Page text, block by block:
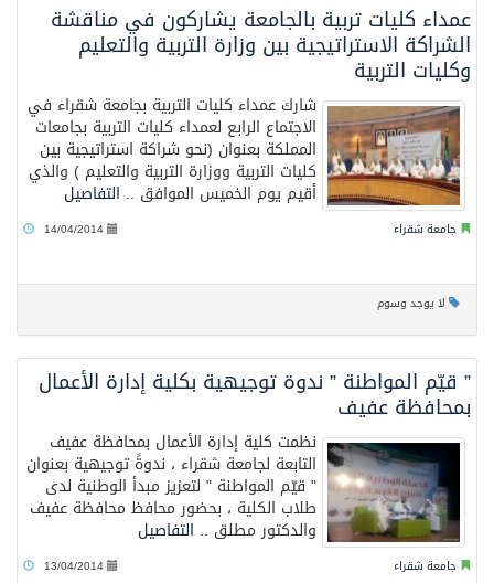
عمداء كليات تربية بالجامعة يشاركون في مناقشة
الشراكة الاستراتيجية بين وزارة التربية والتعليم
وكليات التربية
شارك عمداء كليات التربية بجامعة شقراء في
الاجتماع الرابع لعمداء كليات التربية بجامعات
المملكة بعنوان (نحو شراكة استراتيجية بين
كليات التربية ووزارة التربية والتعليم ) والذي
أقيم يوم الخميس الموافق .. التفاصيل
جامعة شقراء 14/04/2014
لا يوجد وسوم
” قيّم المواطنة ” ندوة توجيهية بكلية إدارة الأعمال
بمحافظة عفيف
نظمت كلية إدارة الأعمال بمحافظة عفيف
التابعة لجامعة شقراء ، ندوةً توجيهية بعنوان
" قيّم المواطنة " لتعزيز مبدأ الوطنية لدى
طلاب الكلية ، بحضور محافظ محافظة عفيف
والدكتور مطلق .. التفاصيل
جامعة شقراء 13/04/2014